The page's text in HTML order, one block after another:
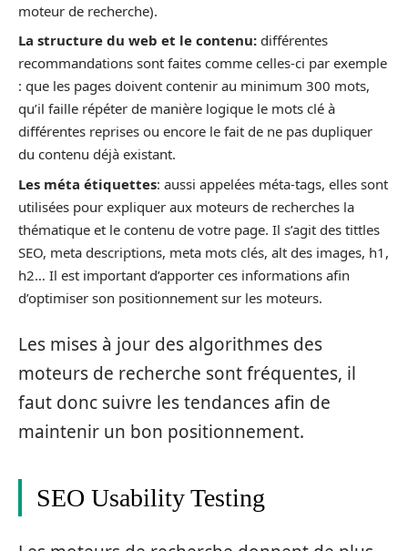
moteur de recherche).
La structure du web et le contenu: différentes
recommandations sont faites comme celles-ci par exemple
: que les pages doivent contenir au minimum 300 mots,
qu’il faille répéter de manière logique le mots clé à
différentes reprises ou encore le fait de ne pas dupliquer
du contenu déjà existant.
Les méta étiquettes: aussi appelées méta-tags, elles sont
utilisées pour expliquer aux moteurs de recherches la
thématique et le contenu de votre page. Il s’agit des tittles
SEO, meta descriptions, meta mots clés, alt des images, h1,
h2… Il est important d’apporter ces informations afin
d’optimiser son positionnement sur les moteurs.
Les mises à jour des algorithmes des
moteurs de recherche sont fréquentes, il
faut donc suivre les tendances afin de
maintenir un bon positionnement.
SEO Usability Testing